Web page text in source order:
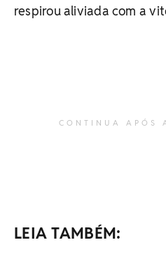
respirou aliviada com a
CONTINUA APÓS
LEIA TAMBÉM: